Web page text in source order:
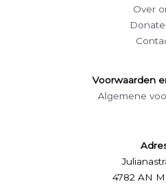
Over
Voorwaarden
Algemene
4782 AN